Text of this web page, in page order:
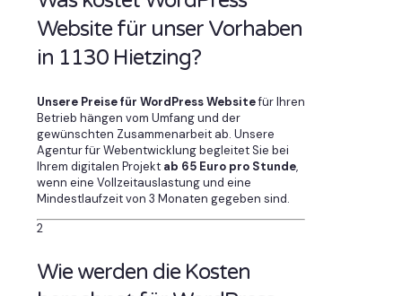
Website für unser Vorhaben
in 1130 Hietzing?
Unsere Preise für WordPress Websitefür Ihren
Betrieb hängen vom Umfang und der
gewünschten Zusammenarbeit ab. Unsere
Agentur für Webentwicklung begleitet Sie bei
Ihrem digitalen Projekt ab 65 Euro pro Stunde,
wenn eine Vollzeitauslastung und eine
Mindestlaufzeit von 3 Monaten gegeben sind.
2
Wie werden die Kosten